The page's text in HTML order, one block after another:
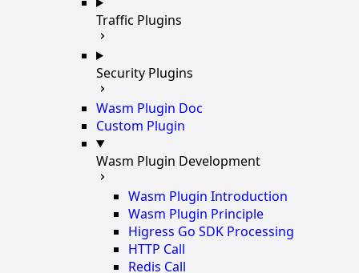
Traffic Plugins
Security Plugins
Wasm Plugin Doc
Custom Plugin
Wasm Plugin Development
Wasm Plugin Introduction
Wasm Plugin Principle
Higress Go SDK Processing
HTTP Call
Redis Call